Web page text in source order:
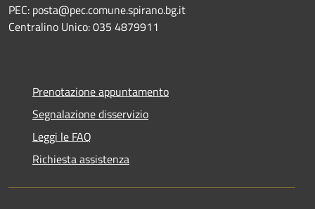
PEC: posta@pec.comune.spirano.bg.it
Centralino Unico: 035 4879911
Prenotazione appuntamento
Segnalazione disservizio
Leggi le FAQ
Richiesta assistenza